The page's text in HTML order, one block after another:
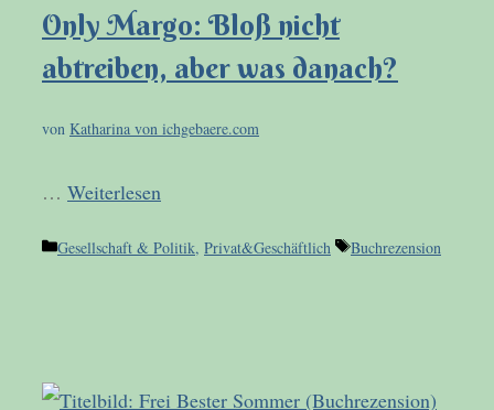
Only Margo: Bloß nicht
abtreiben, aber was danach?
von Katharina von ichgebaere.com
… Weiterlesen
Kategorien
Gesellschaft & Politik, Privat&Geschäftlich Schlagwörter
Buchrezension